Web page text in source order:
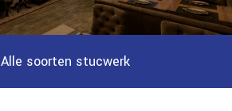
Alle soorten stucwerk